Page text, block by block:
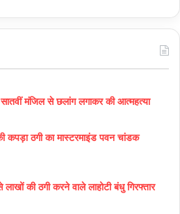
मंजिल से छलांग लगाकर की आत्महत्या
ठगी का मास्टरमाइंड पवन चांडक
लाखों की ठगी करने वाले लाहोटी बंधु गिरफ्तार